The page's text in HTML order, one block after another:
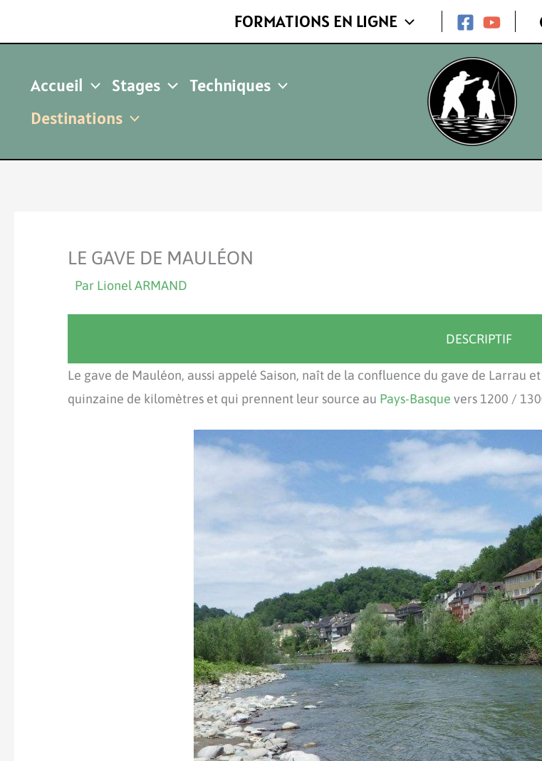
FORMATIONS EN LIGNE
Accueil Stages
Techniques
Destinations
LE GAVE DE MAULÉON
Par Lionel ARMAND
DESCRIPTIF
Le gave de Mauléon, aussi appelé Saison, naît de la confluence du gave de Larrau
quinzaine de kilomètres et qui prennent leur source au Pays-Basque vers 1200 /